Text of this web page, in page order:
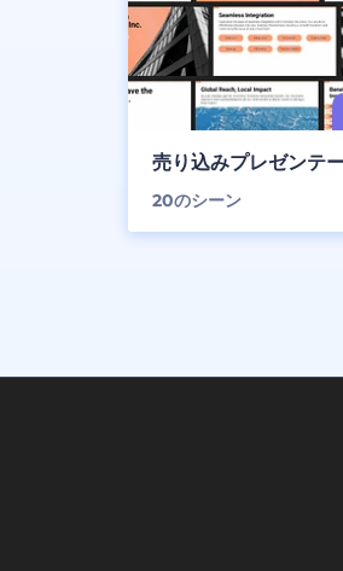
売り込みプレゼンテ
20のシーン